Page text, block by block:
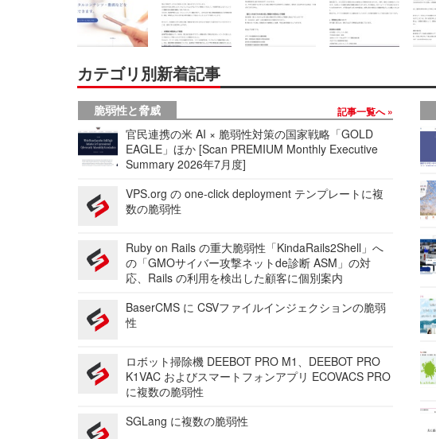
カテゴリ別新着記事
脆弱性と脅威 記事一覧へ
官民連携の米 AI × 脆弱性対策の国家戦略「GOLD
EAGLE」ほか [Scan PREMIUM Monthly Executive
Summary 2026年7月度]
VPS.org の one-click deployment テンプレートに複
数の脆弱性
Ruby on Rails の重大脆弱性「KindaRails2Shell」へ
の「GMOサイバー攻撃ネットde診断 ASM」の対
応、Rails の利用を検出した顧客に個別案内
BaserCMS に CSVファイルインジェクションの脆弱
性
ロボット掃除機 DEEBOT PRO M1、DEEBOT PRO
K1VAC およびスマートフォンアプリ ECOVACS PRO
に複数の脆弱性
SGLang に複数の脆弱性